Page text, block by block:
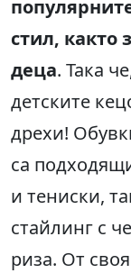
стил, както
деца. Така
детските
дрехи!
са
и тениски,
стайлинг с
риза. От